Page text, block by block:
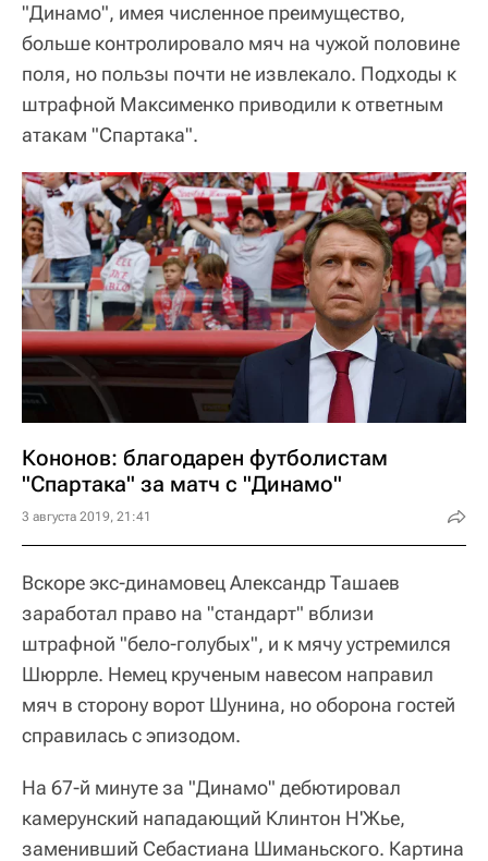
"Динамо", имея численное преимущество,
больше контролировало мяч на чужой половине
поля, но пользы почти не извлекало. Подходы к
штрафной Максименко приводили к ответным
атакам "Спартака".
Кононов: благодарен футболистам
"Спартака" за матч с "Динамо"
3 августа 2019, 21:41
Вскоре экс-динамовец Александр Ташаев
заработал право на "стандарт" вблизи
штрафной "бело-голубых", и к мячу устремился
Шюррле. Немец крученым навесом направил
мяч в сторону ворот Шунина, но оборона гостей
справилась с эпизодом.
На 67-й минуте за "Динамо" дебютировал
камерунский нападающий Клинтон Н'Жье,
заменивший Себастиана Шиманьского. Картина